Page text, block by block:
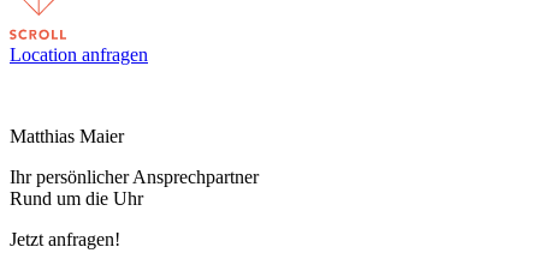
Location anfragen
Matthias Maier
Ihr persönlicher Ansprechpartner
Rund um die Uhr
Jetzt anfragen!